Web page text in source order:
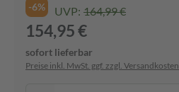
-6% UVP: 164,99 €
154,95 €
sofort lieferbar
Preise inkl. MwSt. ggf. zzgl. Versandkosten